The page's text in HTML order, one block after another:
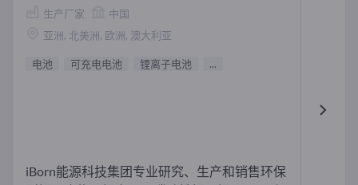
生产厂家
中国
亚洲, 北美洲, 欧洲, 澳大利亚
电池 可充电电池 锂离子电池 ...
iBorn能源科技集团专业研究、生产和销售环保